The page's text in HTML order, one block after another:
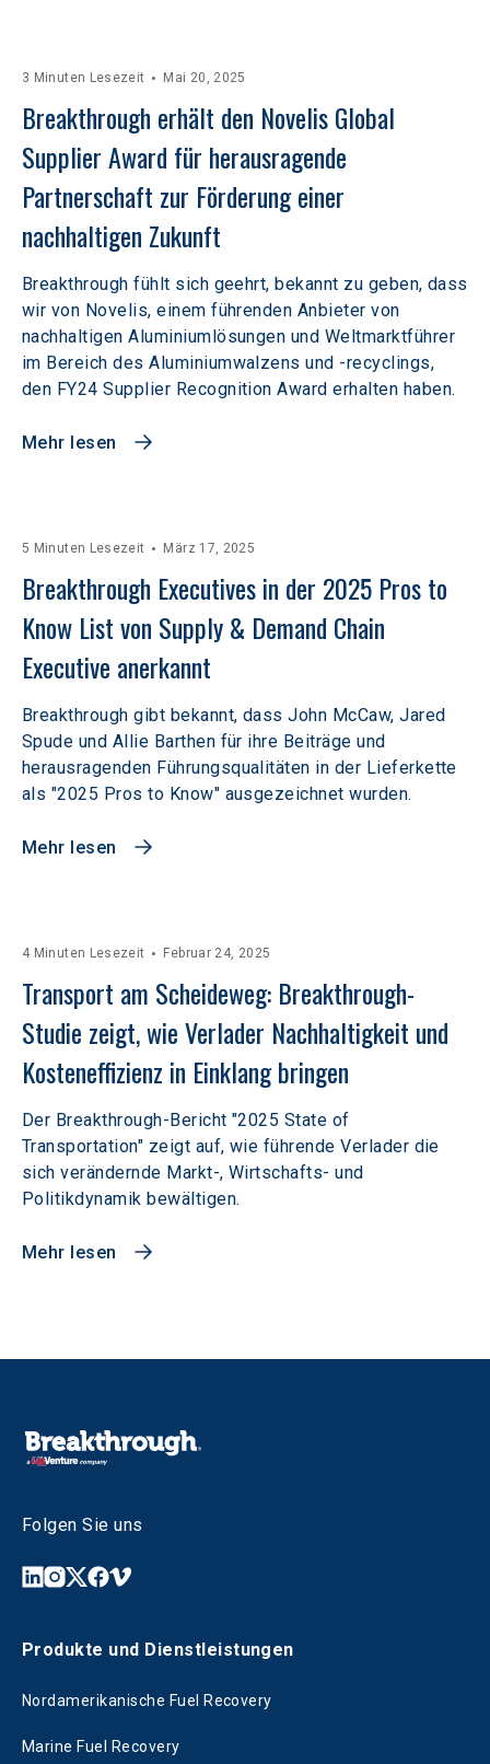
3 Minuten Lesezeit Mai 20, 2025
Breakthrough erhält den Novelis Global
Supplier Award für herausragende
Partnerschaft zur Förderung einer
nachhaltigen Zukunft
Breakthrough fühlt sich geehrt, bekannt zu geben, dass
wir von Novelis, einem führenden Anbieter von
nachhaltigen Aluminiumlösungen und Weltmarktführer
im Bereich des Aluminiumwalzens und -recyclings,
den FY24 Supplier Recognition Award erhalten haben.
Mehr lesen
5 Minuten Lesezeit März 17, 2025
Breakthrough Executives in der 2025 Pros to
Know List von Supply & Demand Chain
Executive anerkannt
Breakthrough gibt bekannt, dass John McCaw, Jared
Spude und Allie Barthen für ihre Beiträge und
herausragenden Führungsqualitäten in der Lieferkette
als "2025 Pros to Know" ausgezeichnet wurden.
Mehr lesen
4 Minuten Lesezeit Februar 24, 2025
Transport am Scheideweg: Breakthrough-
Studie zeigt, wie Verlader Nachhaltigkeit und
Kosteneffizienz in Einklang bringen
Der Breakthrough-Bericht "2025 State of
Transportation" zeigt auf, wie führende Verlader die
sich verändernde Markt-, Wirtschafts- und
Politikdynamik bewältigen.
Mehr lesen
Folgen Sie uns
Produkte und Dienstleistungen
Nordamerikanische Fuel Recovery
Marine Fuel Recovery